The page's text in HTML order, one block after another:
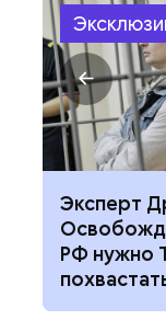
Не трясти
убрать с
чем